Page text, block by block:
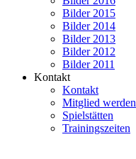
Bilder 2015
Bilder 2014
Bilder 2013
Bilder 2012
Bilder 2011
Kontakt
Kontakt
Mitglied werden
Spielstätten
Trainingszeiten